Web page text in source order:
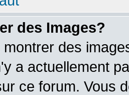
des Images?
des
a actuellement
ce forum. Vous